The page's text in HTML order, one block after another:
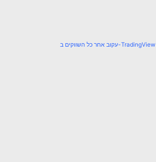
עקוב אחר כל השווקים ב-TradingView